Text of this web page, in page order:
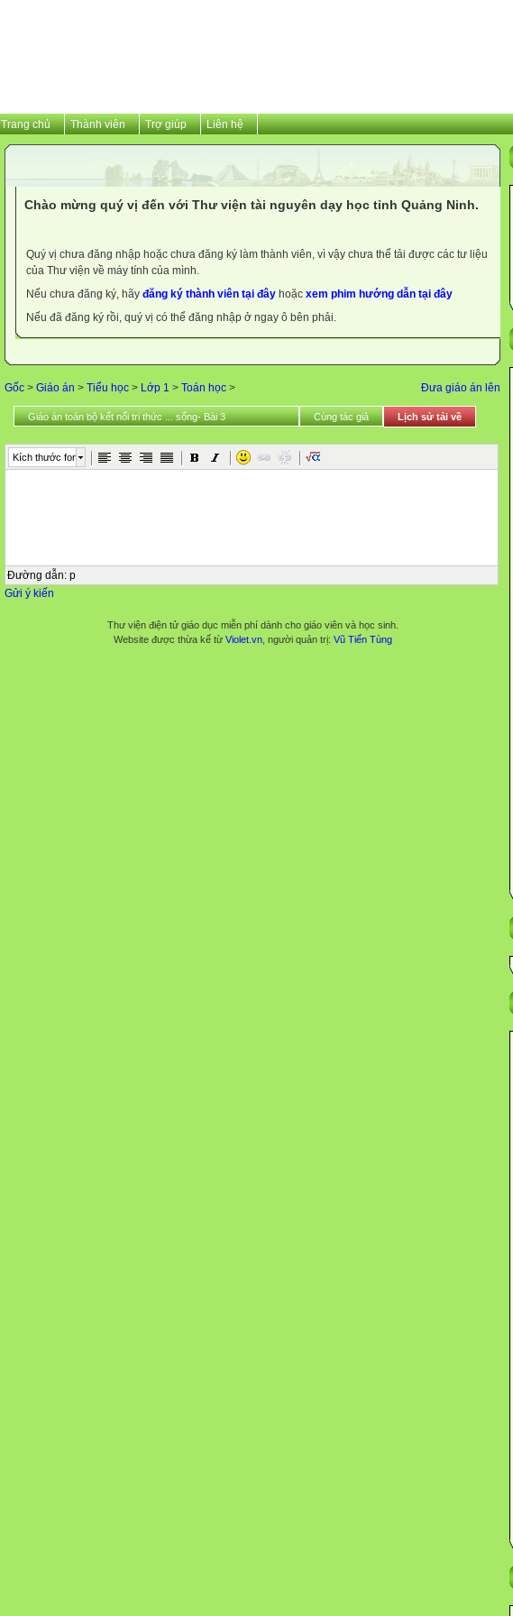
Trang chủ Thành viên Trợ giúp Liên hệ
Chào mừng quý vị đến với Thư viện tài nguyên dạy học tỉnh Quảng Ninh.
Quý vị chưa đăng nhập hoặc chưa đăng ký làm thành viên, vì vậy chưa thể tải được các tư liệu
của Thư viện về máy tính của mình.
Nếu chưa đăng ký, hãy đăng ký thành viên tại đây hoặc xem phim hướng dẫn tại đây
Nếu đã đăng ký rồi, quý vị có thể đăng nhập ở ngay ô bên phải.
Đưa giáo án lên
Gốc > Giáo án > Tiểu học > Lớp 1 > Toán học >
Giáo án toán bộ kết nối tri thức ... sống- Bài 3 Cùng tác giả Lịch sử tải về
Kích thước font
Đường dẫn: p
Gửi ý kiến
Thư viện điện tử giáo dục miễn phí dành cho giáo viên và học sinh.
Website được thừa kế từ Violet.vn, người quản trị: Vũ Tiến Tùng